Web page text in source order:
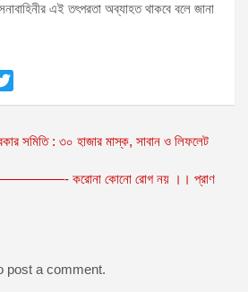
এই তৎপরতা অব্যাহত থাকবে বলে জানা
সমিতি : ৩০ হাজার মাস্ক, সাবান ও লিফলেট
করোনা কোনো রোগ নয় ।। প্রাণ
post a comment.